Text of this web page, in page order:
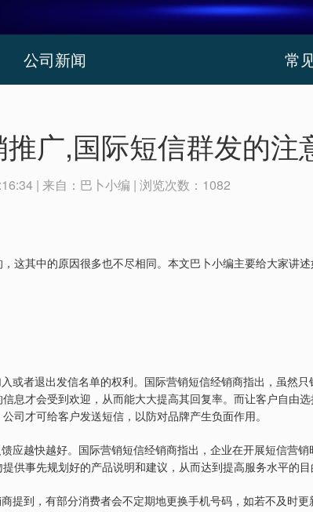
公司新闻 常
广,国际短信群发的注
| 来自： 巴卜小编 | 浏览次数： 1082
这其中的原因很多也不尽相同。本文巴卜小编主要给大家讲
或者退出发信名单的权利。国际营销短信经销商指出，虽然
息才会受到欢迎，从而能大大提高其回复率。而让客户自由
司才可给客户发送短信，以防对品牌产生负面作用。
应越快越好。国际营销短信经销商指出，企业在开展短信营销
供事先规划好的产品说明和建议，从而达到提高服务水平的目
提到，有部分消费者会不定期地更换手机号码，如若不及时